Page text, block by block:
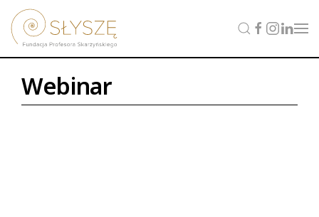
Webinar